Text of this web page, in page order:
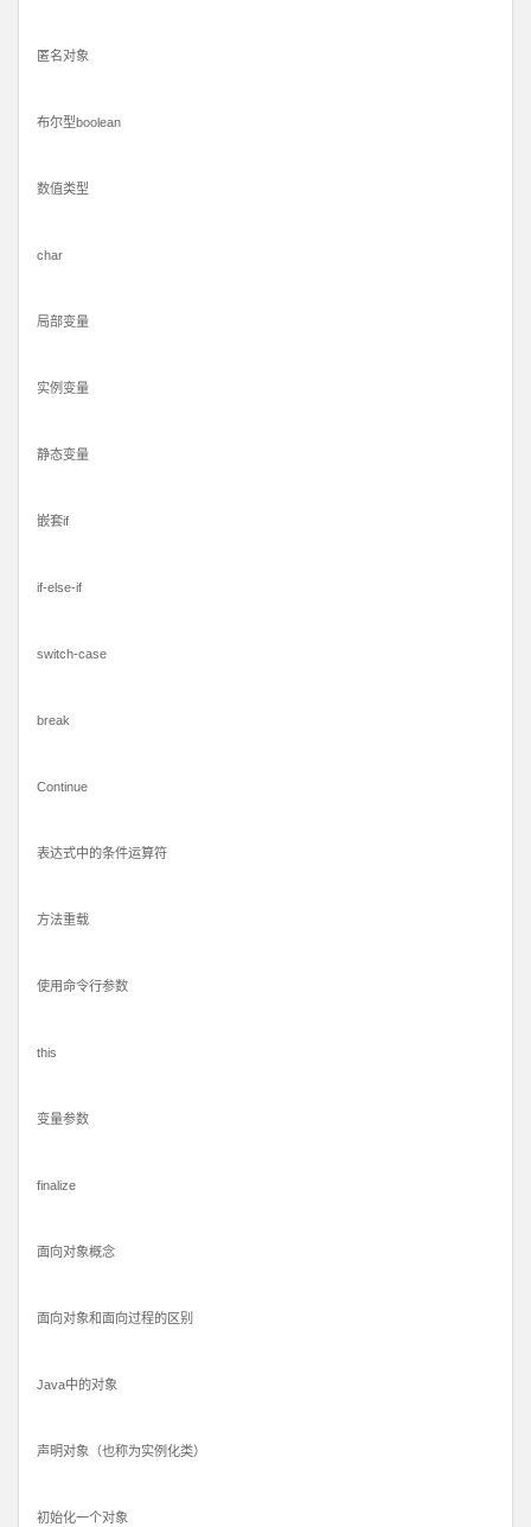
匿名对象
布尔型boolean
数值类型
char
局部变量
实例变量
静态变量
嵌套if
if-else-if
switch-case
break
Continue
表达式中的条件运算符
方法重载
使用命令行参数
this
变量参数
finalize
面向对象概念
面向对象和面向过程的区别
Java中的对象
声明对象（也称为实例化类）
初始化一个对象